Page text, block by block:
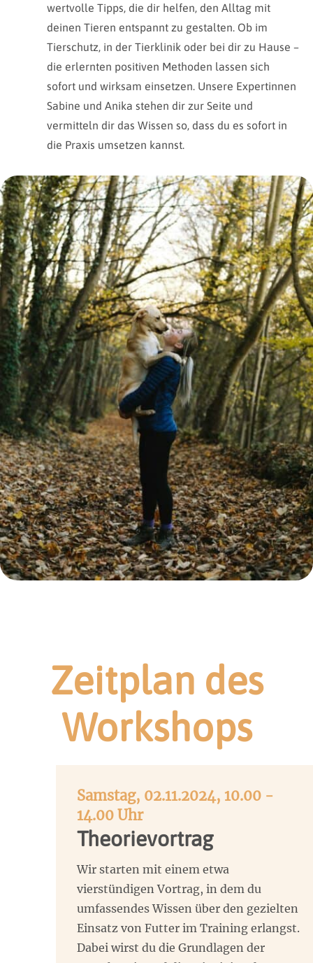
wertvolle Tipps, die dir helfen, den Alltag mit
deinen Tieren entspannt zu gestalten. Ob im
Tierschutz, in der Tierklinik oder bei dir zu Hause –
die erlernten positiven Methoden lassen sich
sofort und wirksam einsetzen. Unsere Expertinnen
Sabine und Anika stehen dir zur Seite und
vermitteln dir das Wissen so, dass du es sofort in
die Praxis umsetzen kannst.
Zeitplan des
Workshops
Samstag, 02.11.2024, 10.00 -
14.00 Uhr
Theorievortrag
Wir starten mit einem etwa
vierstündigen Vortrag, in dem du
umfassendes Wissen über den gezielten
Einsatz von Futter im Training erlangst.
Dabei wirst du die Grundlagen der